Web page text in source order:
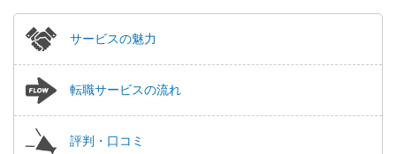
サービスの魅力
転職サービスの流れ
評判・口コミ